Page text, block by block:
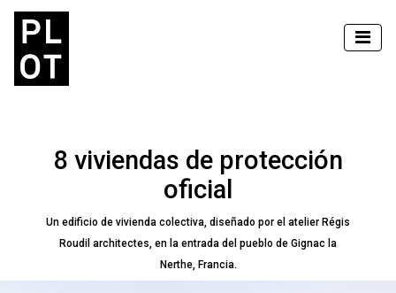
8 viviendas de protección
oficial
Un edificio de vivienda colectiva, diseñado por el atelier Régis
Roudil architectes, en la entrada del pueblo de Gignac la
Nerthe, Francia.